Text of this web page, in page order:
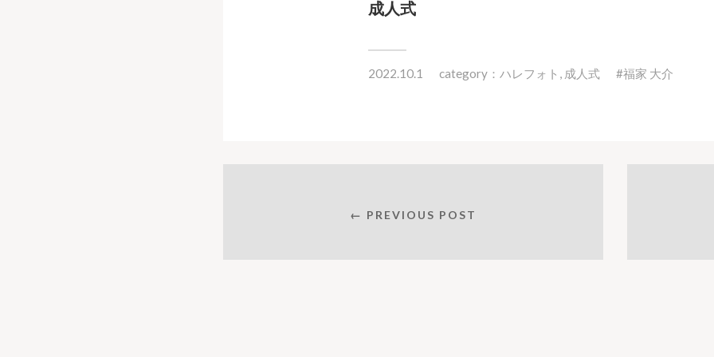
成人式
2022.10.1 category： ハレフォト , 成人式 福家 大介
← PREVIOUS POST